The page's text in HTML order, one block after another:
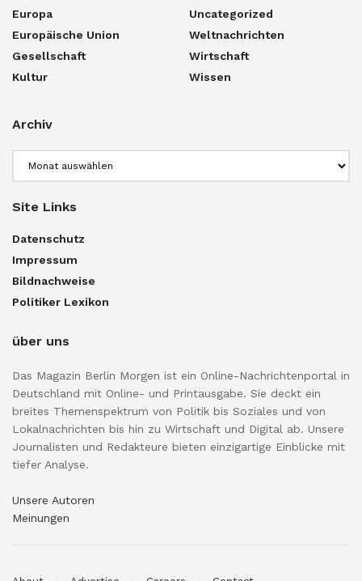
Europa
Europäische Union
Gesellschaft
Kultur
Uncategorized
Weltnachrichten
Wirtschaft
Wissen
Archiv
Site Links
Datenschutz
Impressum
Bildnachweise
Politiker Lexikon
über uns
Das Magazin Berlin Morgen ist ein Online-Nachrichtenportal in
Deutschland mit Online- und Printausgabe. Sie deckt ein
breites Themenspektrum von Politik bis Soziales und von
Lokalnachrichten bis hin zu Wirtschaft und Digital ab. Unsere
Journalisten und Redakteure bieten einzigartige Einblicke mit
tiefer Analyse.
Unsere Autoren
Meinungen